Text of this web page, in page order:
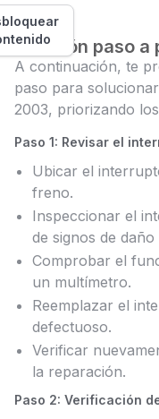
Solución paso a
A continuación, te
paso para
2003, priorizando
Paso 1: Revisar el
Ubicar el
freno.
Inspeccionar el
de signos de
Comprobar el
un multímetro.
Reemplazar el
defectuoso.
Verificar
la reparación.
Paso 2: Verificación